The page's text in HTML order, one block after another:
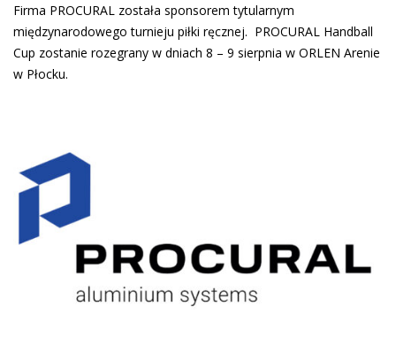
Firma PROCURAL została sponsorem tytularnym
międzynarodowego turnieju piłki ręcznej. PROCURAL Handball
Cup zostanie rozegrany w dniach 8 – 9 sierpnia w ORLEN Arenie
w Płocku.